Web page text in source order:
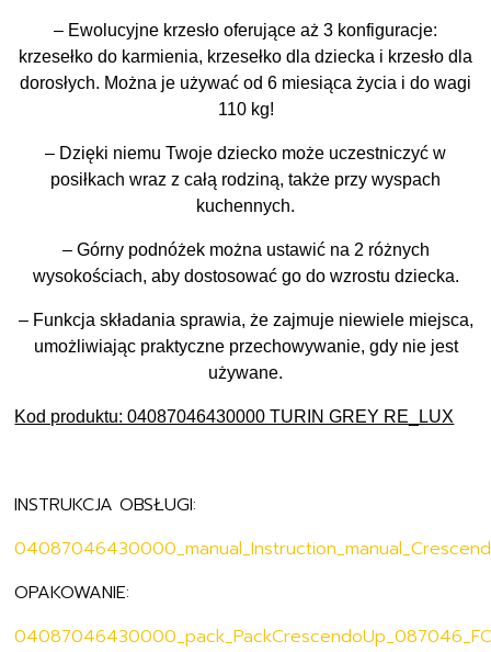
– Ewolucyjne krzesło oferujące aż 3 konfiguracje:
krzesełko do karmienia, krzesełko dla dziecka i krzesło dla
dorosłych. Można je używać od 6 miesiąca życia i do wagi
110 kg!
– Dzięki niemu Twoje dziecko może uczestniczyć w
posiłkach wraz z całą rodziną, także przy wyspach
kuchennych.
– Górny podnóżek można ustawić na 2 różnych
wysokościach, aby dostosować go do wzrostu dziecka.
– Funkcja składania sprawia, że zajmuje niewiele miejsca,
umożliwiając praktyczne przechowywanie, gdy nie jest
używane.
Kod produktu: 04087046430000 TURIN GREY RE_LUX
INSTRUKCJA OBSŁUGI:
OPAKOWANIE: